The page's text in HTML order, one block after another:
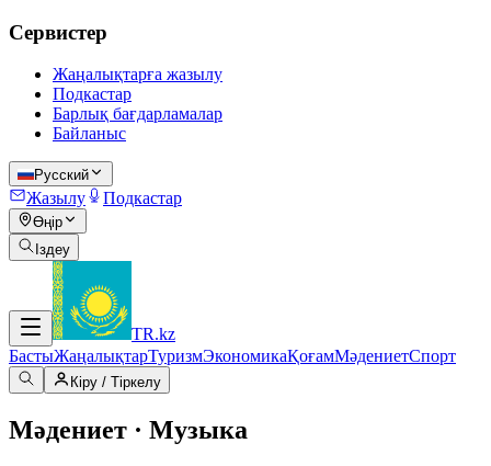
Сервистер
Жаңалықтарға жазылу
Подкастар
Барлық бағдарламалар
Байланыс
Русский
Жазылу Подкастар
Өңір
Іздеу
TR.kz
БастыЖаңалықтарТуризмЭкономикаҚоғамМәдениетСпорт
Кіру / Тіркелу
Мәдениет · Музыка